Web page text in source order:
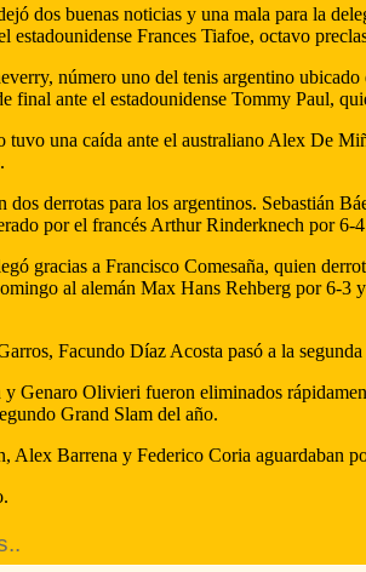
dos buenas noticias y una mala para la
estadounidense Frances Tiafoe, octavo
número uno del tenis argentino
final ante el estadounidense Tommy Paul,
tuvo una caída ante el australiano Alex De
derrotas para los argentinos. Sebastián
por el francés Arthur Rinderknech por 6-
gracias a Francisco Comesaña, quien
al alemán Max Hans Rehberg por 6-3
Facundo Díaz Acosta pasó a la
Genaro Olivieri fueron eliminados
Grand Slam del año.
Alex Barrena y Federico Coria aguardaban